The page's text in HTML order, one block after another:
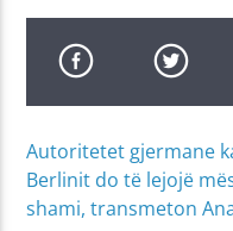
Autoritetet gjermane
Berlinit do të lejojë
shami, transmeton